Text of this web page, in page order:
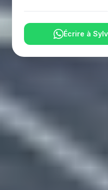
Écrire à